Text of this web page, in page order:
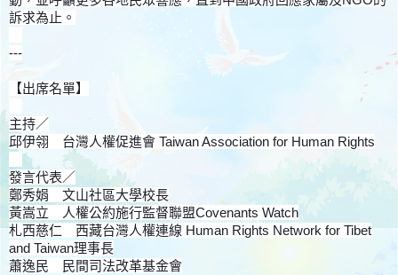
訴求為止。
---
【出席名單】
主持／
邱伊翎 台灣人權促進會 Taiwan Association for Human Rights
發言代表／
鄭秀娟 文山社區大學校長
黃嵩立 人權公約施行監督聯盟Covenants Watch
札西慈仁 西藏台灣人權連線 Human Rights Network for Tibet
and Taiwan理事長
蕭逸民 民間司法改革基金會